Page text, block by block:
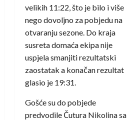
velikih 11:22, što je bilo i više
nego dovoljno za pobjedu na
otvaranju sezone. Do kraja
susreta domaća ekipa nije
uspjela smanjiti rezultatski
zaostatak a konačan rezultat
glasio je 19:31.
Gošće su do pobjede
predvodile Čutura Nikolina sa